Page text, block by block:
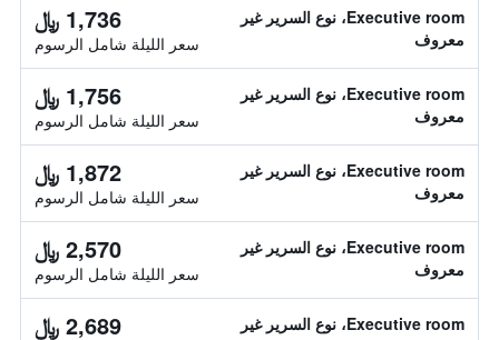
Executive room، نوع السرير غير
معروف
1,736 ﷼
سعر الليلة شامل الرسوم
Executive room، نوع السرير غير
معروف
1,756 ﷼
سعر الليلة شامل الرسوم
Executive room، نوع السرير غير
معروف
1,872 ﷼
سعر الليلة شامل الرسوم
Executive room، نوع السرير غير
معروف
2,570 ﷼
سعر الليلة شامل الرسوم
Executive room، نوع السرير غير
2,689 ﷼